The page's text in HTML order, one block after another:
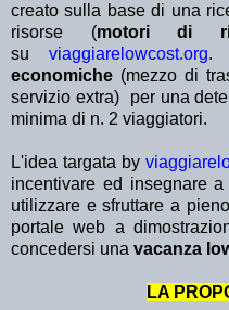
creato sulla base di una
risorse (motori di
suviaggiarelowcost.org.
economiche (mezzo di
servizio extra)
per una
minima di n. 2 viaggiatori.
L'idea targata by
incentivare ed insegnare
utilizzare e sfruttare a
portale web a
concedersi una vacanza
LA